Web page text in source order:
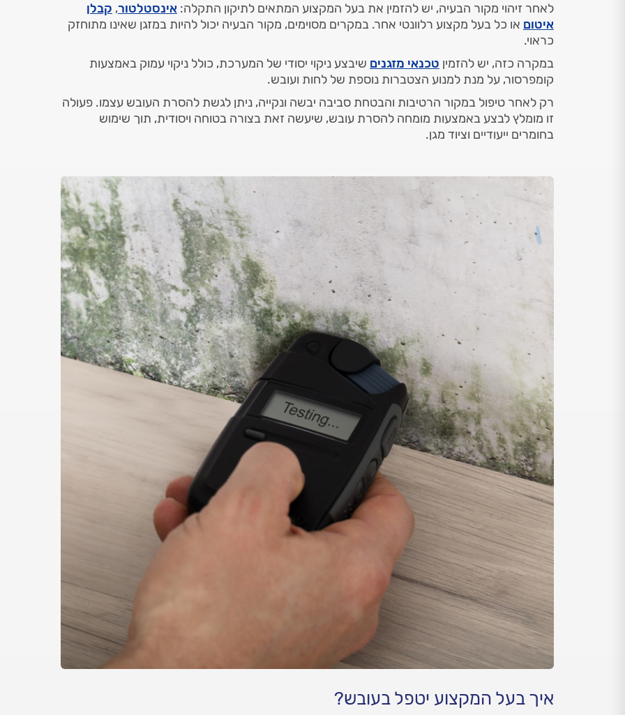
לאחר זיהוי מקור הבעיה, יש להזמין את בעל המקצוע המתאים לתיקון התקלה: אינסטלטור, קבלן
איטום או כל בעל מקצוע רלוונטי אחר. במקרים מסוימים, מקור הבעיה יכול להיות במזגן שאינו מתוחזק
כראוי.
במקרה כזה, יש להזמין טכנאי מזגנים שיבצע ניקוי יסודי של המערכת, כולל ניקוי עמוק באמצעות
קומפרסור, על מנת למנוע הצטברות נוספת של לחות ועובש.
רק לאחר טיפול במקור הרטיבות והבטחת סביבה יבשה ונקייה, ניתן לגשת להסרת העובש עצמו. פעולה
זו מומלץ לבצע באמצעות מומחה להסרת עובש, שיעשה זאת בצורה בטוחה ויסודית, תוך שימוש
בחומרים ייעודיים וציוד מגן.
איך בעל המקצוע יטפל בעובש?